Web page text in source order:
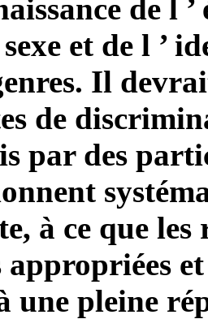
de l
et de l ’
Il
de
par des
à ce que
appropriées
une pleine